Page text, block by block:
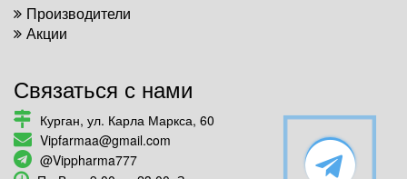
Производители
Акции
Связаться с нами
Курган, ул. Карла Маркса, 60
Vipfarmaa@gmail.com
@Vippharma777